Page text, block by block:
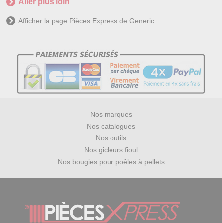
Aller plus loin
Afficher la page Pièces Express deGeneric
Nos marques
Nos catalogues
Nos outils
Nos gicleurs fioul
Nos bougies pour poêles à pellets